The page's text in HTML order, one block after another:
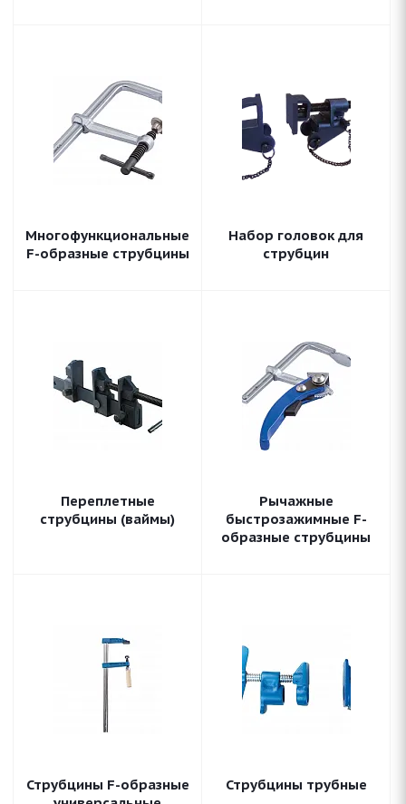
Многофункциональные
F-образные струбцины
Набор головок для
струбцин
Переплетные
струбцины (ваймы)
Рычажные
быстрозажимные F-
образные струбцины
Струбцины F-образные
Струбцины трубные